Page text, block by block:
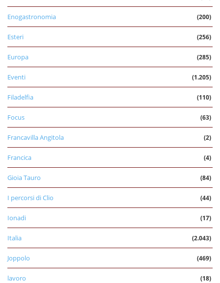
Enogastronomia (200)
Esteri (256)
Europa (285)
Eventi (1.205)
Filadelfia (110)
Focus (63)
Francavilla Angitola (2)
Francica (4)
Gioia Tauro (84)
I percorsi di Clio (44)
Ionadi (17)
Italia (2.043)
Joppolo (469)
lavoro (18)